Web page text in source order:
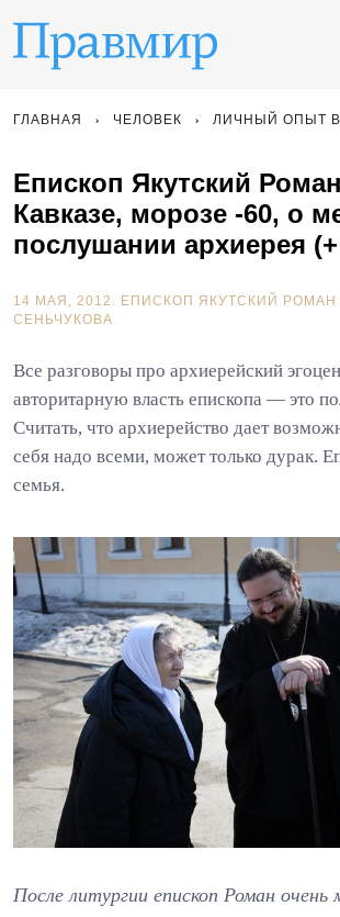
ГЛАВНАЯ ЧЕЛОВЕК ЛИЧНЫЙ ОПЫТ
Епископ Якутский
Кавказе, морозе -60, о
послушании архиерея
14 МАЯ, 2012. ЕПИСКОП ЯКУТСКИЙ РОМАН
СЕНЬЧУКОВА
Все разговоры про архиерейский
авторитарную власть епископа — это
Считать, что архиерейство дает
себя надо всеми, может только дурак.
семья.
После литургии епископ Роман очень